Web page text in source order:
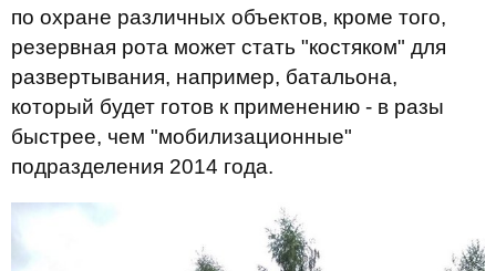
по охране различных объектов, кроме того,
резервная рота может стать "костяком" для
развертывания, например, батальона,
который будет готов к применению - в разы
быстрее, чем "мобилизационные"
подразделения 2014 года.